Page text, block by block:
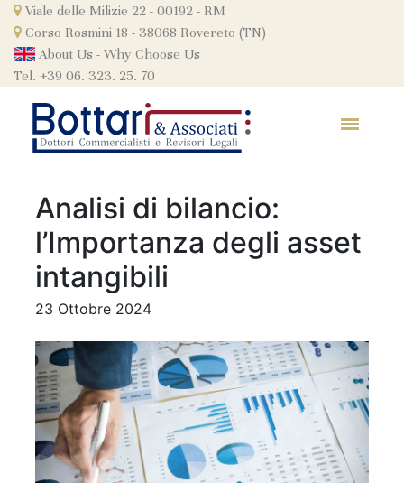
Skip
content
Viale delle Milizie 22 - 00192 - RM
Corso Rosmini 18 - 38068 Rovereto (TN)
About Us - Why Choose Us
Tel. +39 06. 323. 25. 70
Analisi di bilancio:
l’Importanza degli asset
intangibili
23 Ottobre 2024